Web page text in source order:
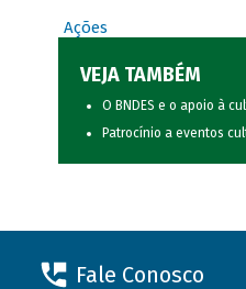
Ações
VEJA TAMBÉM
O BNDES e o apoio à
Patrocínio a eventos
Fale Conosco